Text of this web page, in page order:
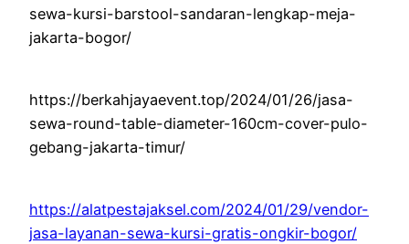
sewa-kursi-barstool-sandaran-lengkap-meja-
jakarta-bogor/
https://berkahjayaevent.top/2024/01/26/jasa-
sewa-round-table-diameter-160cm-cover-pulo-
gebang-jakarta-timur/
https://alatpestajaksel.com/2024/01/29/vendor-
jasa-layanan-sewa-kursi-gratis-ongkir-bogor/